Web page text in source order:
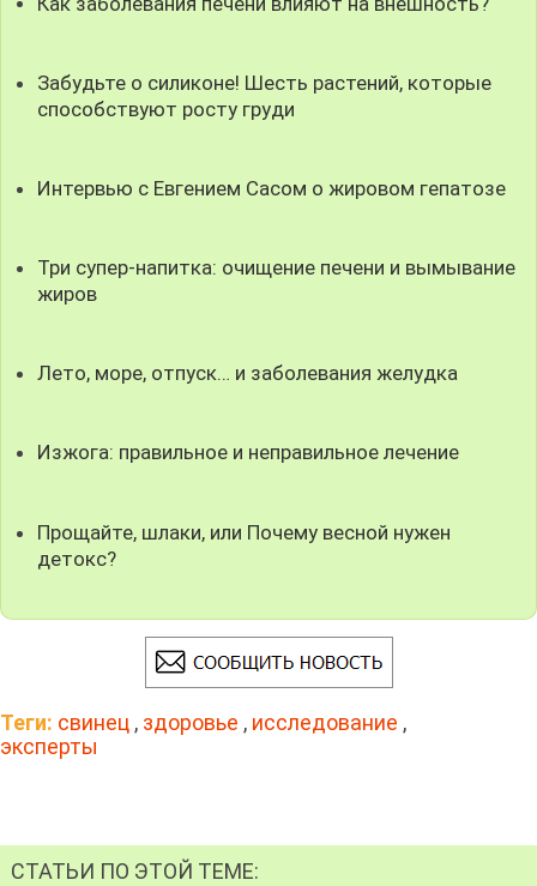
Забудьте о силиконе! Шесть растений, которые
способствуют росту груди
Интервью с Евгением Сасом о жировом гепатозе
Три супер-напитка: очищение печени и вымывание
жиров
Лето, море, отпуск… и заболевания желудка
Изжога: правильное и неправильное лечение
Прощайте, шлаки, или Почему весной нужен
детокс?
Теги: свинец , здоровье , исследование ,
эксперты
СТАТЬИ ПО ЭТОЙ ТЕМЕ: